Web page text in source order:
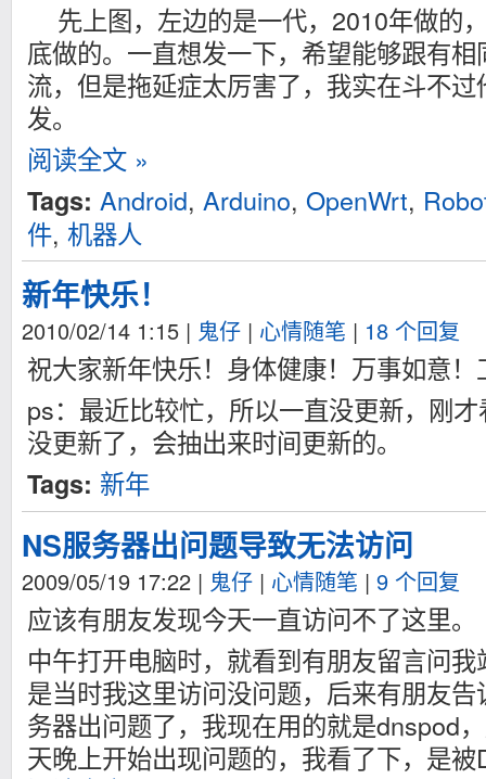
先上图，左边的是一代，2010年做的
底做的。一直想发一下，希望能够跟有
流，但是拖延症太厉害了，我实在斗不
发。
阅读全文 »
Tags: Android, Arduino, OpenWrt,
件, 机器人
新年快乐！
2010/02/14 1:15 | 鬼仔 | 心情随笔 | 18 个回复
祝大家新年快乐！身体健康！万事如意！
ps：最近比较忙，所以一直没更新，刚
没更新了，会抽出来时间更新的。
Tags: 新年
NS服务器出问题导致无法访问
2009/05/19 17:22 | 鬼仔 | 心情随笔 | 9 个回复
应该有朋友发现今天一直访问不了这里。
中午打开电脑时，就看到有朋友留言问
是当时我这里访问没问题，后来有朋友
务器出问题了，我现在用的就是dnspod
天晚上开始出现问题的，我看了下，是被